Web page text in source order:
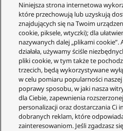
1–5 z 5 wyników
Obsługa Klienta
Twoje konto
Niniejsza strona internetowa
które przechowują lub uzyskują
znajdujących się na Twoim
cookie, piksele, wtyczki); dla
nazywanych dalej „plikami cookie”.
działała, używamy ściśle
pliki cookie, w tym także te
trzecich, będą wykorzystywane
w celu pomiaru popularności
poprawy sposobu, w jaki nasza
dla Ciebie, zapewnienia
personalizacji oraz dostarczania Ci
dobranych reklam, które
zainteresowaniom. Jeśli zgadzasz